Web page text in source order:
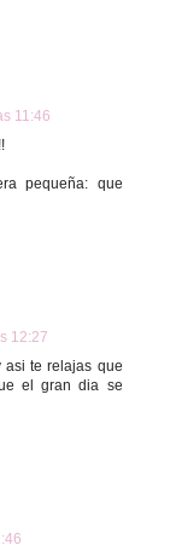
11:46
pequeña: que
12:27
asi te relajas que
el gran dia se